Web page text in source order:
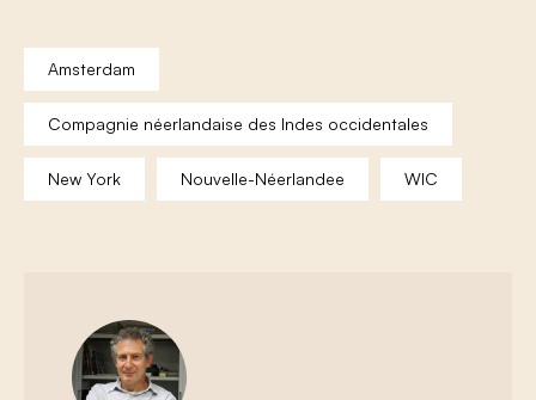
Amsterdam
Compagnie néerlandaise des Indes occidentales
New York Nouvelle-Néerlandee WIC